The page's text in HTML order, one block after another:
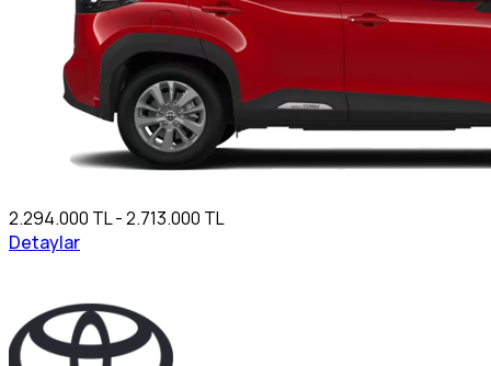
2.294.000 TL - 2.713.000 TL
Detaylar